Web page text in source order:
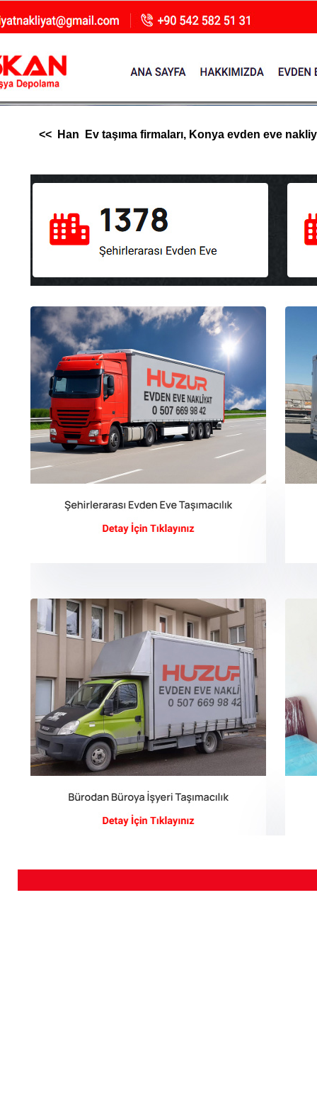
<< Han Ev taşıma firmaları, Konya evden eve